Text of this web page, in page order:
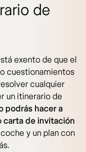
de
exento de que el
cuestionamientos
cualquier
un itinerario de
podrás hacer a
carta de invitación
y un plan con